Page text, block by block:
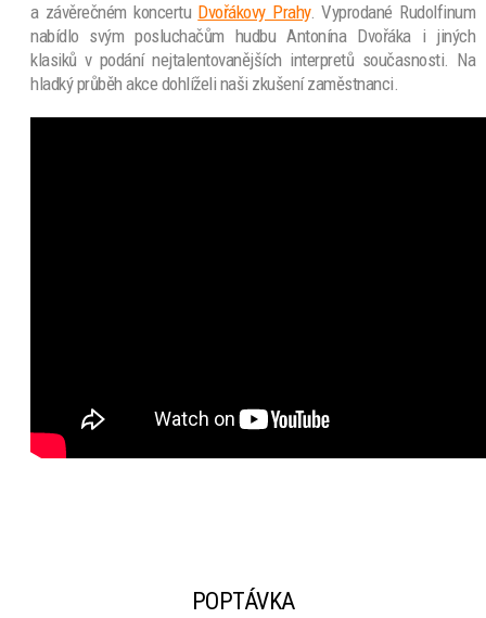
a závěrečném koncertu Dvořákovy Prahy. Vyprodané Rudolfinum
nabídlo svým posluchačům hudbu Antonína Dvořáka i jiných
klasiků v podání nejtalentovanějších interpretů současnosti. Na
hladký průběh akce dohlíželi naši zkušení zaměstnanci.
POPTÁVKA